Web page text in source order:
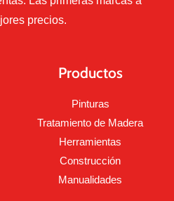
precios.
Productos
Pinturas
Tratamiento de Madera
Herramientas
Construcción
Manualidades